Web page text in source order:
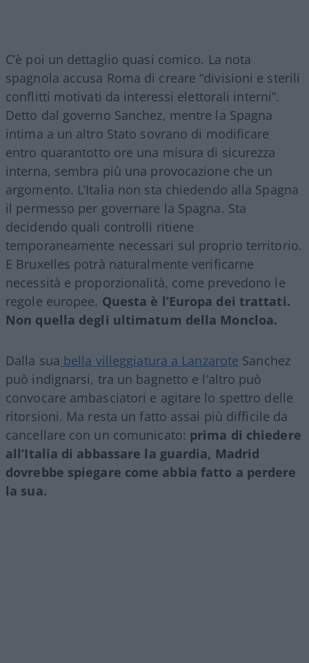
C’è poi un dettaglio quasi comico. La nota
spagnola accusa Roma di creare “divisioni e sterili
conflitti motivati da interessi elettorali interni”.
Detto dal governo Sanchez, mentre la Spagna
intima a un altro Stato sovrano di modificare
entro quarantotto ore una misura di sicurezza
interna, sembra più una provocazione che un
argomento. L’Italia non sta chiedendo alla Spagna
il permesso per governare la Spagna. Sta
decidendo quali controlli ritiene
temporaneamente necessari sul proprio territorio.
E Bruxelles potrà naturalmente verificarne
necessità e proporzionalità, come prevedono le
regole europee. Questa è l’Europa dei trattati.
Non quella degli ultimatum della Moncloa.
Dalla sua bella villeggiatura a Lanzarote Sanchez
può indignarsi, tra un bagnetto e l’altro può
convocare ambasciatori e agitare lo spettro delle
ritorsioni. Ma resta un fatto assai più difficile da
cancellare con un comunicato: prima di chiedere
all’Italia di abbassare la guardia, Madrid
dovrebbe spiegare come abbia fatto a perdere
la sua.